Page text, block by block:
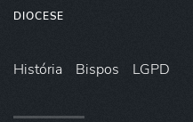
DIOCESE
História Bispos LGPD